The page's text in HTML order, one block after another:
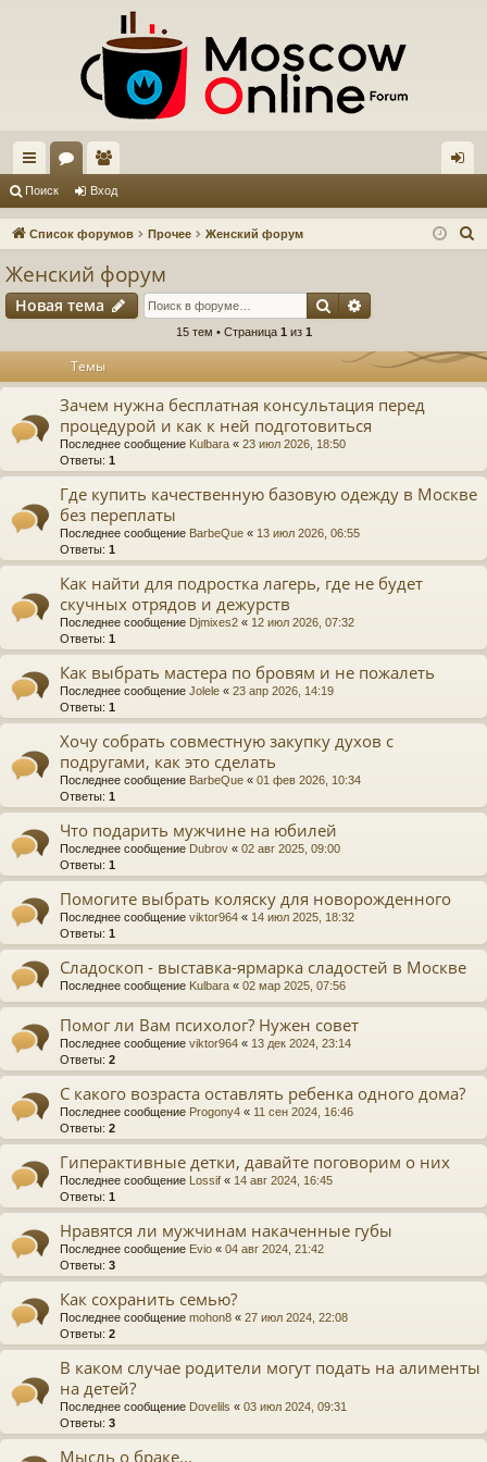
с
ы ум
ол
ьз
ат
ел
и
д
Поиск Вход
Список форумов Прочее Женский форум
Женский форум
Новая тема Поиск
15 тем • Страница 1 из 1
Темы
Зачем нужна бесплатная консультация перед
процедурой и как к ней подготовиться
Последнее сообщение Kulbara « 23 июл 2026, 18:50
Ответы: 1
Где купить качественную базовую одежду в Москве
без переплаты
Последнее сообщение BarbeQue « 13 июл 2026, 06:55
Ответы: 1
Как найти для подростка лагерь, где не будет
скучных отрядов и дежурств
Последнее сообщение Djmixes2 « 12 июл 2026, 07:32
Ответы: 1
Как выбрать мастера по бровям и не пожалеть
Последнее сообщение Jolele « 23 апр 2026, 14:19
Ответы: 1
Хочу собрать совместную закупку духов с
подругами, как это сделать
Последнее сообщение BarbeQue « 01 фев 2026, 10:34
Ответы: 1
Что подарить мужчине на юбилей
Последнее сообщение Dubrov « 02 авг 2025, 09:00
Ответы: 1
Помогите выбрать коляску для новорожденного
Последнее сообщение viktor964 « 14 июл 2025, 18:32
Ответы: 1
Сладоскоп - выставка-ярмарка сладостей в Москве
Последнее сообщение Kulbara « 02 мар 2025, 07:56
Помог ли Вам психолог? Нужен совет
Последнее сообщение viktor964 « 13 дек 2024, 23:14
Ответы: 2
С какого возраста оставлять ребенка одного дома?
Последнее сообщение Progony4 « 11 сен 2024, 16:46
Ответы: 2
Гиперактивные детки, давайте поговорим о них
Последнее сообщение Lossif « 14 авг 2024, 16:45
Ответы: 1
Нравятся ли мужчинам накаченные губы
Последнее сообщение Evio « 04 авг 2024, 21:42
Ответы: 3
Как сохранить семью?
Последнее сообщение mohon8 « 27 июл 2024, 22:08
Ответы: 2
В каком случае родители могут подать на алименты
на детей?
Последнее сообщение Dovelils « 03 июл 2024, 09:31
Ответы: 3
Мысль о браке...